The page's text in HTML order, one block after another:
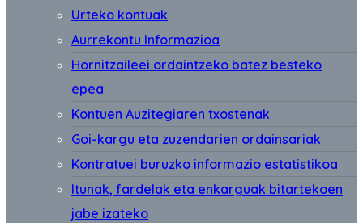
Urteko kontuak
Aurrekontu Informazioa
Hornitzaileei ordaintzeko batez besteko
epea
Kontuen Auzitegiaren txostenak
Goi-kargu eta zuzendarien ordainsariak
Kontratuei buruzko informazio estatistikoa
Itunak, fardelak eta enkarguak bitartekoen
jabe izateko